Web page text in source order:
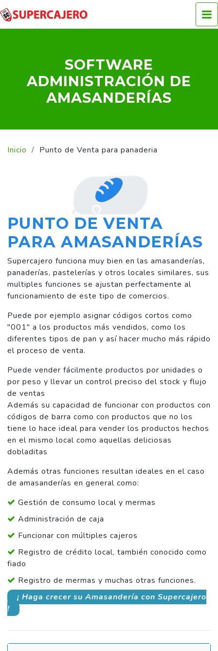
SOFTWARE
ADMINISTRACIÓN DE
AMASANDERÍAS
Inicio Punto de Venta para panaderia
PUNTO DE VENTA
PARA AMASANDERÍAS
Supercajero funciona muy bien en las amasanderías,
panaderías, pastelerías y otros locales similares, sus
multiples funciones se ajustan perfectamente al
funcionamiento de este tipo de comercios.
Puede por ejemplo asignar códigos cortos como
"001" a los productos más vendidos, como los
diferentes tipos de pan y así hacer mucho más rápido
el proceso de venta.
Puede vender fácilmente productos por unidades o
por peso y llevar un control preciso del stock y flujo
de ventas
Además su capacidad de funcionar con productos con
códigos de barra como con productos que no los
tiene lo hace ideal para vender los productos hechos
en el mismo local como aquellas deliciosas
dobladitas
Además otras funciones resultan ideales en el caso
de amasanderías en general como:
Gestión de consumo local y mermas
Administración de caja
Funcionar con múltiples cajeros
Registro de crédito local, también conocido como
fiado
Registro de mermas y muchas otras funciones.
¡ Haga crecer su Amasandería con Supercajero
!